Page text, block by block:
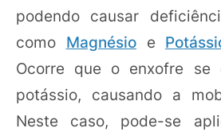
podendo causar
como Magnésioe
Ocorre que o enxofre se
potássio, causando a
Neste caso, pode-se